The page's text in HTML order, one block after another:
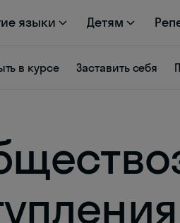
языки Детям
в курсе Заставить себя